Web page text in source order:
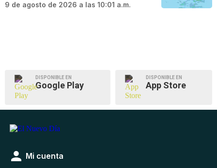
9 de agosto de 2026 a las 10:01 a.m.
DISPONIBLE EN
Google Play
DISPONIBLE EN
App Store
Mi cuenta